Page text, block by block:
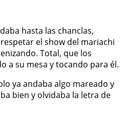
hasta las chanclas,
el show del mariachi
Total, que los
a su mesa y tocando para él.
ya andaba algo mareado y
bien y olvidaba la letra de